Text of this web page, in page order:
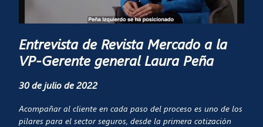
Entrevista de Revista Mercado a la
VP-Gerente general Laura Peña
30 de julio de 2022
Acompañar al cliente en cada paso del proceso es uno de los
pilares para el sector seguros, desde la primera cotización